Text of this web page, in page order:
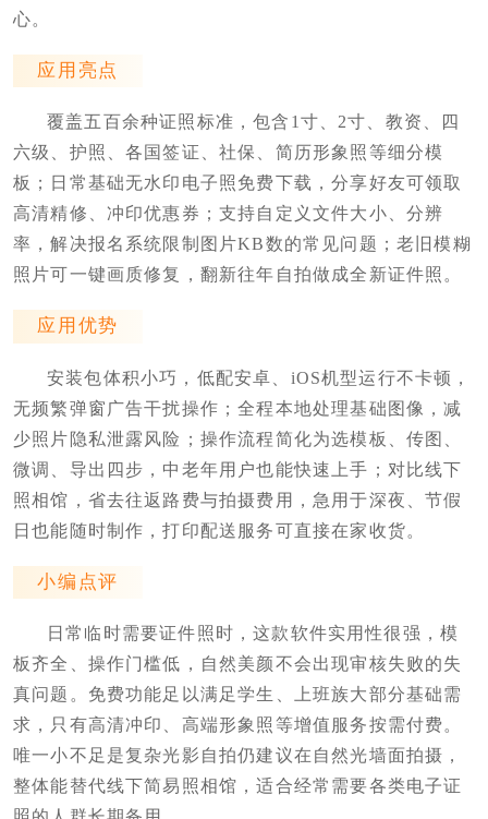
心。
应用亮点
覆盖五百余种证照标准，包含1寸、2寸、教资、四
六级、护照、各国签证、社保、简历形象照等细分模
板；日常基础无水印电子照免费下载，分享好友可领取
高清精修、冲印优惠券；支持自定义文件大小、分辨
率，解决报名系统限制图片KB数的常见问题；老旧模糊
照片可一键画质修复，翻新往年自拍做成全新证件照。
应用优势
安装包体积小巧，低配安卓、iOS机型运行不卡顿，
无频繁弹窗广告干扰操作；全程本地处理基础图像，减
少照片隐私泄露风险；操作流程简化为选模板、传图、
微调、导出四步，中老年用户也能快速上手；对比线下
照相馆，省去往返路费与拍摄费用，急用于深夜、节假
日也能随时制作，打印配送服务可直接在家收货。
小编点评
日常临时需要证件照时，这款软件实用性很强，模
板齐全、操作门槛低，自然美颜不会出现审核失败的失
真问题。免费功能足以满足学生、上班族大部分基础需
求，只有高清冲印、高端形象照等增值服务按需付费。
唯一小不足是复杂光影自拍仍建议在自然光墙面拍摄，
整体能替代线下简易照相馆，适合经常需要各类电子证